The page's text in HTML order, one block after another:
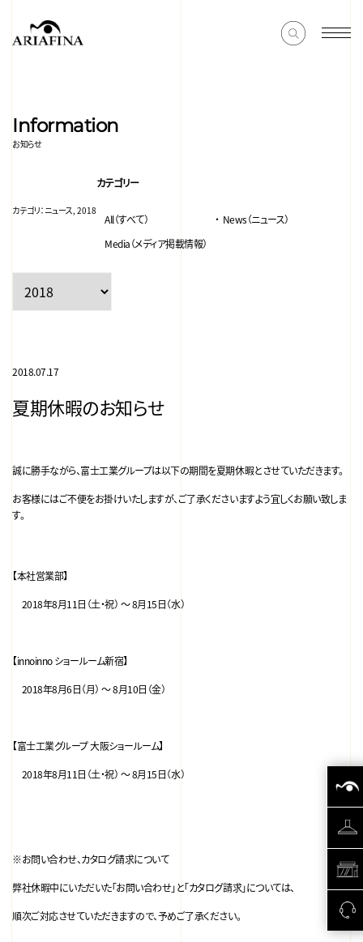
Information
お知らせ
カテゴリ： ニュース, 2018
カテゴリー
All（すべて）
News（ニュース）
Media（メディア掲載情報）
2018.07.17
夏期休暇のお知らせ
誠に勝手ながら、富士工業グループは以下の期間を夏期休暇とさせていただきます。
お客様にはご不便をお掛けいたしますが、ご了承くださいますよう宜しくお願い致しま
す。
【本社営業部】
2018年8月11日（土・祝） ～ 8月15日（水）
【innoinno ショールーム新宿】
2018年8月6日（月） ～ 8月10日（金）
【富士工業グループ 大阪ショールーム】
2018年8月11日（土・祝） ～ 8月15日（水）
※お問い合わせ、カタログ請求について
弊社休暇中にいただいた「お問い合わせ」と「カタログ請求」については、
順次ご対応させていただきますので、予めご了承ください。